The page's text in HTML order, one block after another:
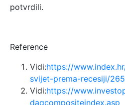
potvrdili.
Reference
Vidi:https://
svijet-prema-recesiji/
Vidi:https://
daqcompositeindex.asp